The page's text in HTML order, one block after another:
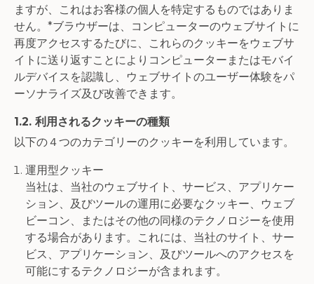
ますが、これはお客様の個人を特定するものではありま
せん。*ブラウザーは、コンピューターのウェブサイトに
再度アクセスするたびに、これらのクッキーをウェブサ
イトに送り返すことによりコンピューターまたはモバイ
ルデバイスを認識し、ウェブサイトのユーザー体験をパ
ーソナライズ及び改善できます。
1.2. 利用されるクッキーの種類
以下の４つのカテゴリーのクッキーを利用しています。
運用型クッキー
当社は、当社のウェブサイト、サービス、アプリケー
ション、及びツールの運用に必要なクッキー、ウェブ
ビーコン、またはその他の同様のテクノロジーを使用
する場合があります。これには、当社のサイト、サー
ビス、アプリケーション、及びツールへのアクセスを
可能にするテクノロジーが含まれます。